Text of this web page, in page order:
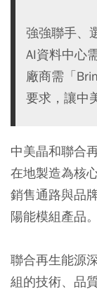
強強聯手、
AI資料中心
廠商需「
要求，讓中
中美晶和聯合
在地製造為核
銷售通路與品
陽能模組產品。
聯合再生能源
組的技術、品